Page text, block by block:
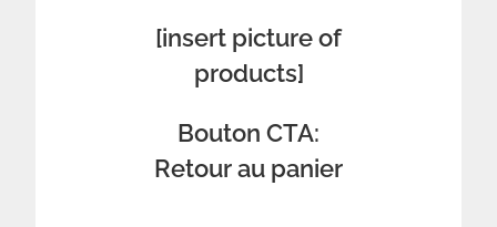
[insert picture of
products]
Bouton CTA:
Retour au panier